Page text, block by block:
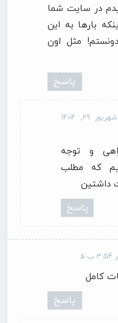
در سایت شما
بارها به این
مثل اون
پاسخ
شهریور 29, 1404
و توجه
که مطلب
داشتین
پاسخ
کامل
پاسخ